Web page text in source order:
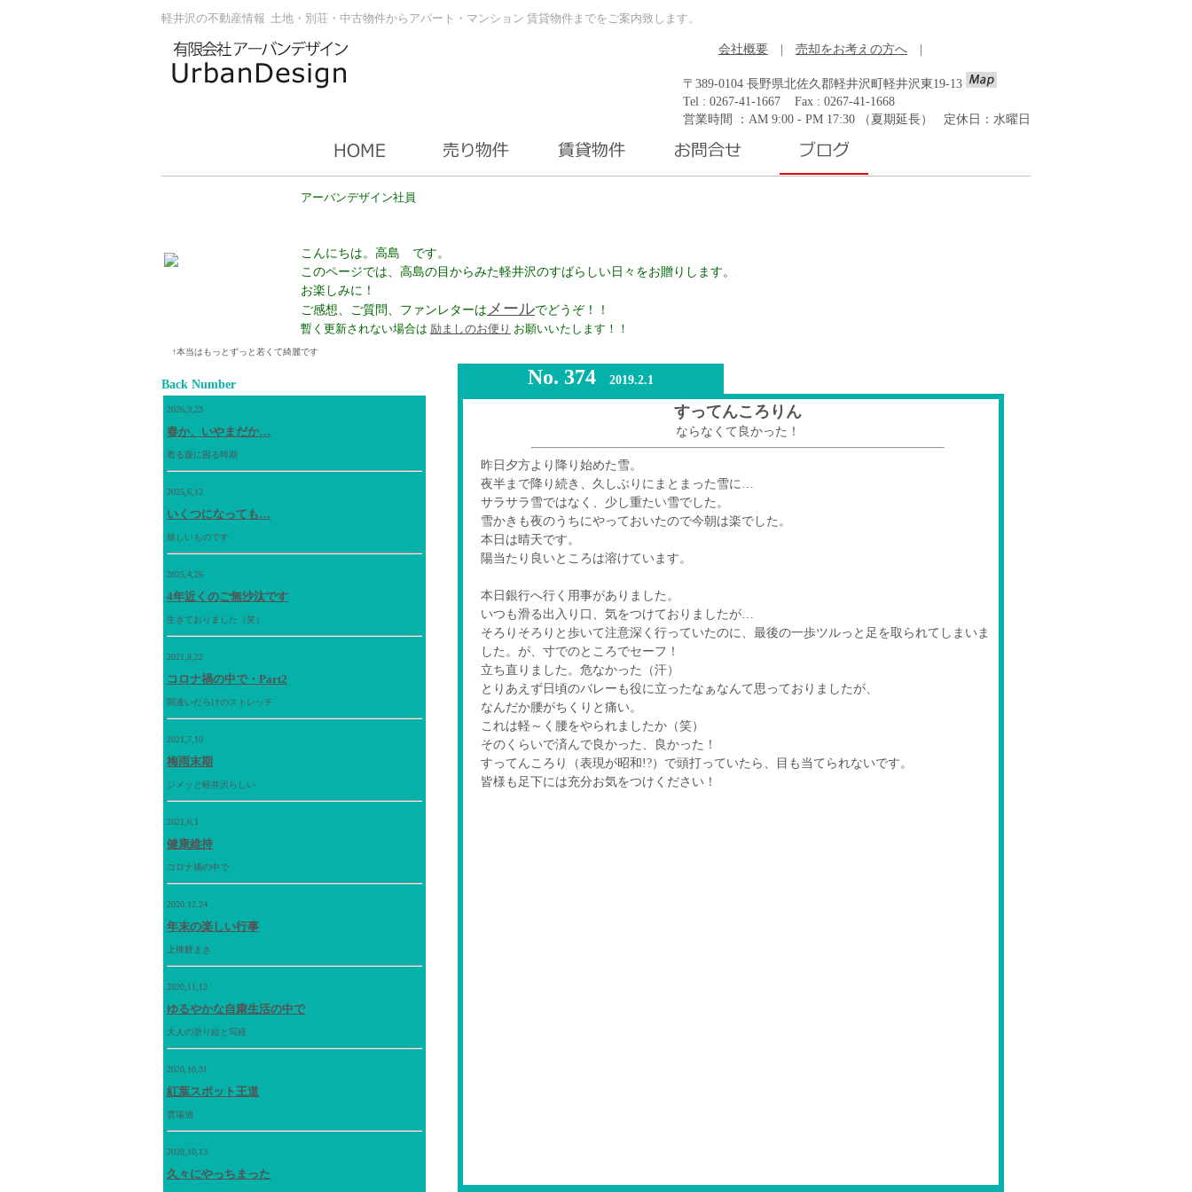
軽井沢の不動産情報 土地・別荘・中古物件からアパート・マンション 賃貸物件までをご案内致します。
会社概要 | 売却をお考えの方へ |
〒389-0104 長野県北佐久郡軽井沢町軽井沢東19-13
Tel : 0267-41-1667 Fax : 0267-41-1668
営業時間 ：AM 9:00 - PM 17:30 （夏期延長） 定休日：水曜日
アーバンデザイン社員
こんにちは。高島 です。
このページでは、高島の目からみた軽井沢のすばらしい日々をお贈りします。
お楽しみに！
ご感想、ご質問、ファンレターはメールでどうぞ！！
暫く更新されない場合は 励ましのお便り お願いいたします！！
↑本当はもっとずっと若くて綺麗です
Back Number No. 374 2019.2.1
2026,3,23
春か、いやまだか…
着る服に困る時期
2025,6,12
いくつになっても…
嬉しいものです
2025,4,26
4年近くのご無沙汰です
生きておりました（笑）
2021,8,22
コロナ禍の中で・Part2
間違いだらけのストレッチ
2021,7,10
梅雨末期
ジメッと軽井沢らしい
2021,6,1
健康維持
コロナ禍の中で
2020,12,24
年末の楽しい行事
上棟餅まき
2020,11,12
ゆるやかな自粛生活の中で
大人の塗り絵と写経
2020,10,31
紅葉スポット王道
雲場池
2020,10,13
久々にやっちまった
すってんころりん
ならなくて良かった！
昨日夕方より降り始めた雪。
夜半まで降り続き、久しぶりにまとまった雪に…
サラサラ雪ではなく、少し重たい雪でした。
雪かきも夜のうちにやっておいたので今朝は楽でした。
本日は晴天です。
陽当たり良いところは溶けています。
本日銀行へ行く用事がありました。
いつも滑る出入り口、気をつけておりましたが…
そろりそろりと歩いて注意深く行っていたのに、最後の一歩ツルっと足を取られてしまいま
した。が、寸でのところでセーフ！
立ち直りました。危なかった（汗）
とりあえず日頃のバレーも役に立ったなぁなんて思っておりましたが、
なんだか腰がちくりと痛い。
これは軽～く腰をやられましたか（笑）
そのくらいで済んで良かった、良かった！
すってんころり（表現が昭和!?）で頭打っていたら、目も当てられないです。
皆様も足下には充分お気をつけください！